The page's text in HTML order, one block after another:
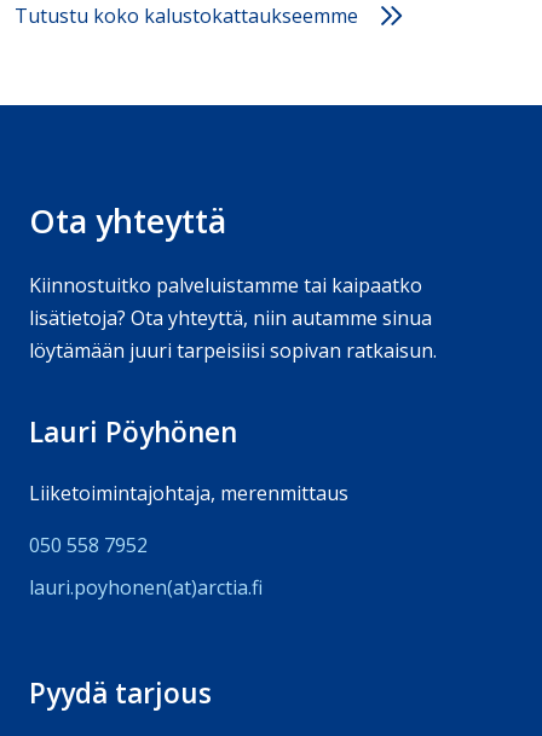
Tutustu koko kalustokattaukseemme
Ota yhteyttä
Kiinnostuitko palveluistamme tai kaipaatko
lisätietoja? Ota yhteyttä, niin autamme sinua
löytämään juuri tarpeisiisi sopivan ratkaisun.
Lauri Pöyhönen
Liiketoimintajohtaja, merenmittaus
050 558 7952
lauri.poyhonen(at)arc­tia.fi
Pyydä tarjous